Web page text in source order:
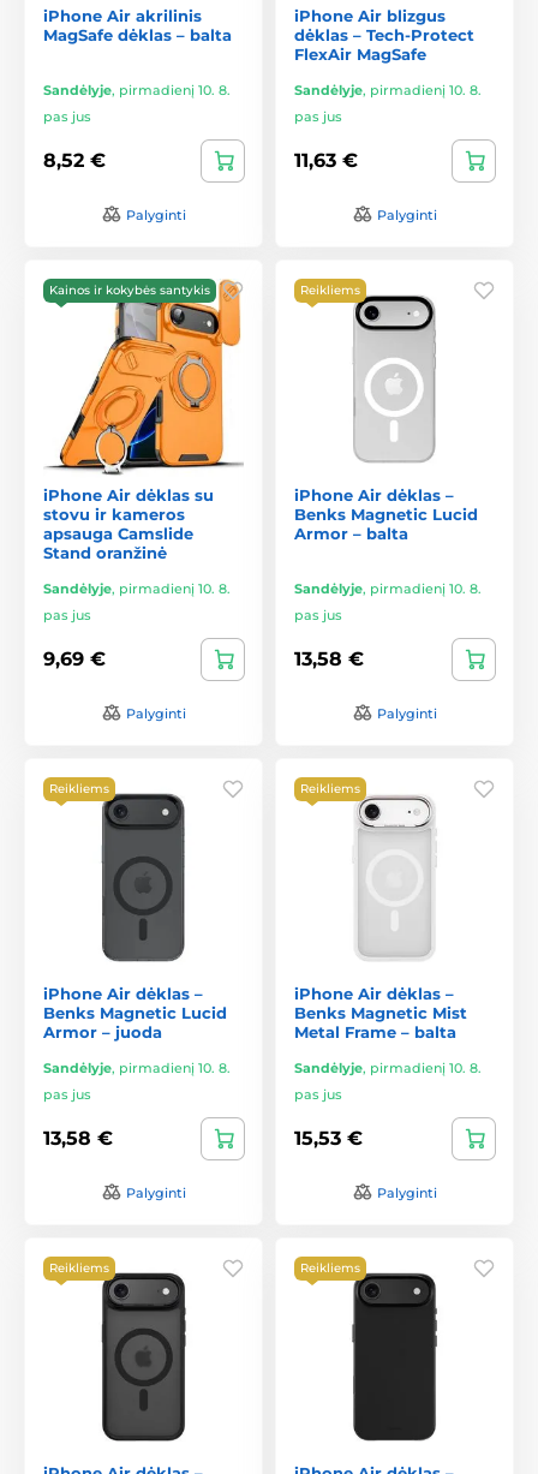
iPhone Air akrilinis
MagSafe dėklas – balta
Sandėlyje, pirmadienį 10. 8.
pas jus
8,52 €
Palyginti
iPhone Air blizgus
dėklas – Tech-Protect
FlexAir MagSafe
Sandėlyje, pirmadienį 10. 8.
pas jus
11,63 €
Palyginti
Kainos ir kokybės santykis
iPhone Air dėklas su
stovu ir kameros
apsauga Camslide
Stand oranžinė
Sandėlyje, pirmadienį 10. 8.
pas jus
9,69 €
Palyginti
Reikliems
iPhone Air dėklas –
Benks Magnetic Lucid
Armor – balta
Sandėlyje, pirmadienį 10. 8.
pas jus
13,58 €
Palyginti
Reikliems
iPhone Air dėklas –
Benks Magnetic Lucid
Armor – juoda
Sandėlyje, pirmadienį 10. 8.
pas jus
13,58 €
Palyginti
Reikliems
iPhone Air dėklas –
Benks Magnetic Mist
Metal Frame – balta
Sandėlyje, pirmadienį 10. 8.
pas jus
15,53 €
Palyginti
Reikliems Reikliems